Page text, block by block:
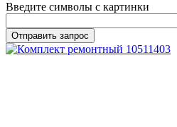
Введите символы с картинки